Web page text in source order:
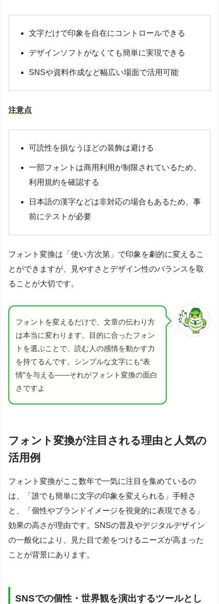
文字だけで印象を自在にコントロールできる
デザインソフトがなくても簡単に実現できる
SNSや資料作成など幅広い場面で活用可能
注意点
可読性を損なうほどの装飾は避ける
一部フォントは商用利用が制限されているため、
利用規約を確認する
日本語の漢字などは非対応の場合もあるため、事
前にテストが必要
フォント変換は「使い方次第」で印象を劇的に変えるこ
とができますが、見やすさとデザイン性のバランスを取
ることが大切です。
フォントを変えるだけで、文章の伝わり方
は本当に変わります。目的に合ったフォン
トを選ぶことで、読む人の感情を動かす力
を持てるんです。シンプルな文字にも“表
情”を与える――それがフォント変換の面白
さですよ
フォント変換が注目される理由と人気の
活用例
フォント変換がここ数年で一気に注目を集めているの
は、「誰でも簡単に文字の印象を変えられる」手軽さ
と、「個性やブランドイメージを視覚的に表現できる」
効果の高さが理由です。SNSの普及やデジタルデザイン
の一般化により、見た目で差をつけるニーズが高まった
ことが背景にあります。
SNSでの個性・世界観を演出するツールとし